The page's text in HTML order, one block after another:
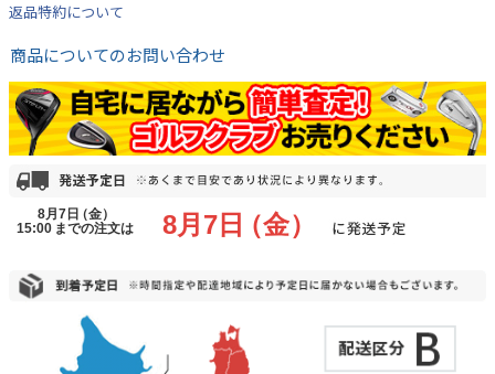
返品特約について
商品についてのお問い合わせ